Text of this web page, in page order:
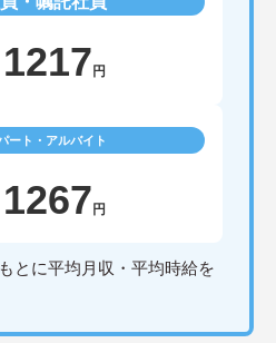
1217 円
ート・アルバイト
1267 円
とに平均月収・平均時給を